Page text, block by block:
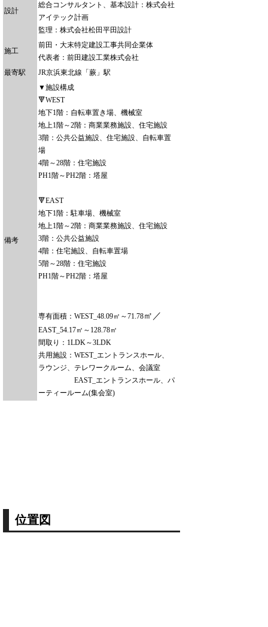
設計
総合コンサルタント、基本設計：株式会社
アイテック計画
監理：株式会社松田平田設計
施工
前田・大末特定建設工事共同企業体
代表者：前田建設工業株式会社
最寄駅
JR京浜東北線「蕨」駅
備考
▼施設構成
🔻WEST
地下1階：自転車置き場、機械室
地上1階～2階：商業業務施設、住宅施設
3階：公共公益施設、住宅施設、自転車置
場
4階～28階：住宅施設
PH1階～PH2階：塔屋
🔻EAST
地下1階：駐車場、機械室
地上1階～2階：商業業務施設、住宅施設
3階：公共公益施設
4階：住宅施設、自転車置場
5階～28階：住宅施設
PH1階～PH2階：塔屋
専有面積：WEST_48.09㎡～71.78㎡／
EAST_54.17㎡～128.78㎡
間取り：1LDK～3LDK
共用施設：WEST_エントランスホール、
ラウンジ、テレワークルーム、会議室
EAST_エントランスホール、パ
ーティールーム(集会室)
位置図